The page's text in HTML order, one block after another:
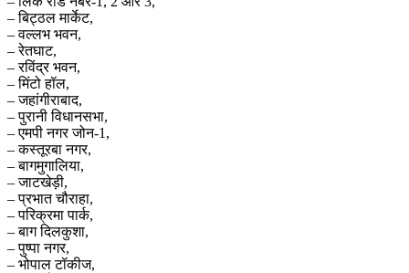
– बिट्ठल मार्केट,
– वल्लभ भवन,
– रेतघाट,
– रविंद्र भवन,
– मिंटो हॉल,
– जहांगीराबाद,
– पुरानी विधानसभा,
– एमपी नगर जोन-1,
– कस्तूरबा नगर,
– बागमुगालिया,
– जाटखेड़ी,
– प्रभात चौराहा,
– परिक्रमा पार्क,
– बाग दिलकुशा,
– पुष्पा नगर,
– भोपाल टॉकीज,